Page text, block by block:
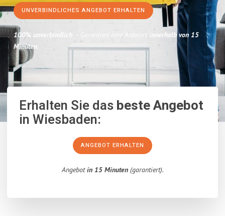
UNVERBINDLICHES ANGEBOT ERHALTEN
100% unverbindlich – Garantiert eine Antwort innerhalb von 15
Minuten.
Erhalten Sie dasbeste Angebot
in Wiesbaden:
ANGEBOT ERHALTEN
Angebotin 15 Minuten(garantiert).